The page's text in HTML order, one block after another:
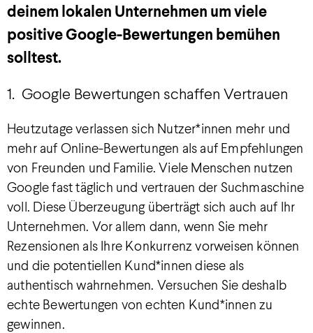
deinem lokalen Unternehmen um viele
positive Google-Bewertungen bemühen
solltest.
1. Google Bewertungen schaffen Vertrauen
Heutzutage verlassen sich Nutzer*innen mehr und
mehr auf Online-Bewertungen als auf Empfehlungen
von Freunden und Familie. Viele Menschen nutzen
Google fast täglich und vertrauen der Suchmaschine
voll. Diese Überzeugung überträgt sich auch auf Ihr
Unternehmen. Vor allem dann, wenn Sie mehr
Rezensionen als Ihre Konkurrenz vorweisen können
und die potentiellen Kund*innen diese als
authentisch wahrnehmen. Versuchen Sie deshalb
echte Bewertungen von echten Kund*innen zu
gewinnen.